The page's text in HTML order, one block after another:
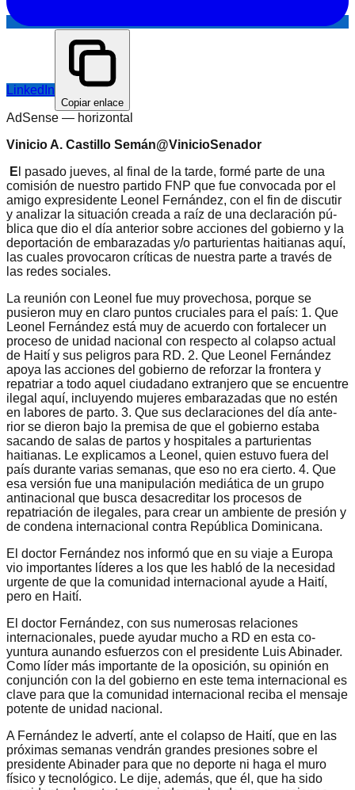
LinkedIn
Copiar enlace
AdSense — horizontal
Vinicio A. Castillo Semán@VinicioSenador
E l pasado jueves, al final de la tar­de, formé par­te de una
comi­sión de nuestro partido FNP que fue con­vocada por el
amigo expre­sidente Leonel Fernández, con el fin de discutir
y ana­lizar la situación creada a raíz de una declaración pú­
blica que dio el día anterior sobre acciones del gobierno y la
deportación de embara­zadas y/o parturientas hai­tianas aquí,
las cuales pro­vocaron críticas de nuestra parte a través de
las redes sociales.
La reunión con Leonel fue muy provechosa, por­que se
pusieron muy en cla­ro puntos cruciales para el país: 1. Que
Leonel Fernán­dez está muy de acuerdo con fortalecer un
proceso de unidad nacional con res­pecto al colapso actual
de Haití y sus peligros para RD. 2. Que Leonel Fernández
apoya las acciones del go­bierno de reforzar la fron­tera y
repatriar a todo aquel ciudadano extranjero que se encuentre
ilegal aquí, in­cluyendo mujeres embara­zadas que no estén
en la­bores de parto. 3. Que sus declaraciones del día ante­
rior se dieron bajo la premi­sa de que el gobierno estaba
sacando de salas de partos y hospitales a parturientas
haitianas. Le explicamos a Leonel, quien estuvo fuera del
país durante varias se­manas, que eso no era cier­to. 4. Que
esa versión fue una manipulación mediáti­ca de un grupo
antinacional que busca desacreditar los procesos de
repatriación de ilegales, para crear un am­biente de presión y
de con­dena internacional contra República Dominicana.
El doctor Fernández nos informó que en su viaje a Europa
vio importantes lí­deres a los que les habló de la necesidad
urgente de que la comunidad internacional ayude a Haití,
pero en Haití.
El doctor Fernández, con sus numerosas relaciones
internacionales, puede ayu­dar mucho a RD en esta co­
yuntura aunando esfuerzos con el presidente Luis Abi­nader.
Como líder más im­portante de la oposición, su opinión en
conjunción con la del gobierno en este tema internacional es
clave para que la comunidad interna­cional reciba el mensaje
po­tente de unidad nacional.
A Fernández le advertí, ante el colapso de Haití, que en las
próximas sema­nas vendrán grandes pre­siones sobre el
presidente Abinader para que no de­porte ni haga el muro
físi­co y tecnológico. Le dije, además, que él, que ha si­do